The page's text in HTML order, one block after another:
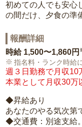
初めての人でも安心
の間だけ、夕食の準
報酬詳細
時給 1,500〜1,860円
指名料・ランク時給
週３日勤務で月収10
本業として月収30万
◆昇給あり
あなたのやる気次第
◆交通費：別途支給